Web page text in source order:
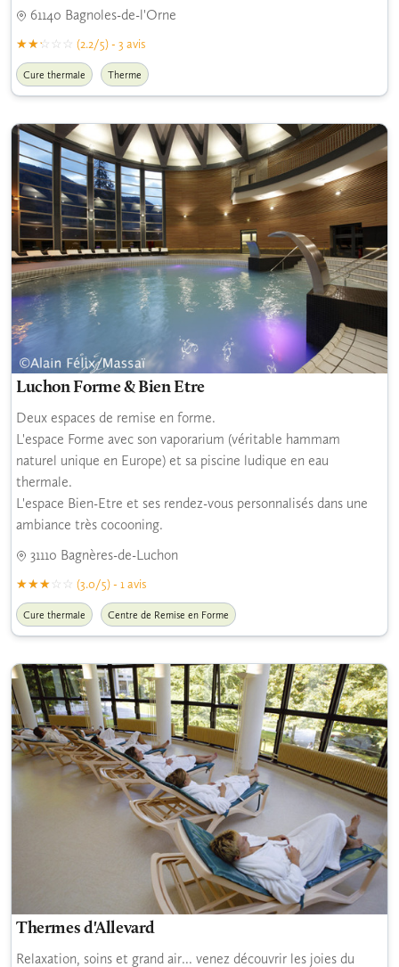
61140 Bagnoles-de-l'Orne
(2.2/5) - 3 avis
Cure thermale Therme
Luchon Forme & Bien Etre
Deux espaces de remise en forme.
L'espace Forme avec son vaporarium (véritable hammam
naturel unique en Europe) et sa piscine ludique en eau
thermale.
L'espace Bien-Etre et ses rendez-vous personnalisés dans une
ambiance très cocooning.
31110 Bagnères-de-Luchon
(3.0/5) - 1 avis
Cure thermale Centre de Remise en Forme
Thermes d'Allevard
Relaxation, soins et grand air... venez découvrir les joies du